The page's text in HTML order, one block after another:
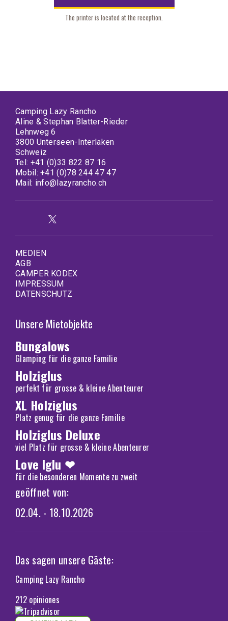
The printer is located at the reception.
Camping Lazy Rancho
Aline & Stephan Blatter-Rieder
Lehnweg 6
3800 Unterseen-Interlaken
Schweiz
Tel: +41 (0)33 822 87 16
Mobil:+41 (0)78 244 47 47
Mail: info@lazyrancho.ch
MEDIEN
AGB
CAMPER KODEX
IMPRESSUM
DATENSCHUTZ
Unsere Mietobjekte
Bungalows
Glamping für die ganze Familie
Holziglus
perfekt für grosse & kleine Abenteurer
XL Holziglus
Platz genug für die ganze Familie
Holziglus Deluxe
viel Platz für grosse & kleine Abenteurer
Love Iglu ❤
für die besonderen Momente zu zweit
geöffnet von:
02.04. - 18.10.2026
Das sagen unsere Gäste:
Camping Lazy Rancho
212 opiniones